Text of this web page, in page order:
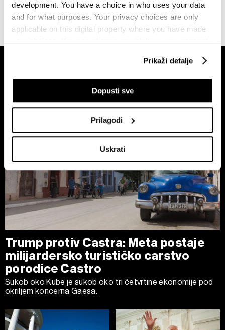
development. You have a choice in who uses your data
and for what purposes. Your privacy choices are only
applicable on this digital property where you have made
your choices. You can change or withdraw your consent
If you allow, we would also like to:
Collect information about your geographical
Identify your device by actively scanning it for
specific characteristics (fingerprinting)
Find out more about how your personal data is processed
and set your preferences in thedetails section.
Zajednički voditelji obrade su HD-WIN ARENA SPORT
d.o.o. iPartneri
. Više o podacima koje obrađujemo kao i
Politici privatnosti, a
o kolačićima i drugim sličnim tehnologijama u
Politici
kolačića . Kolačiće u bilo kojem trenutku možete ponovno
ažurirati klikom na „Prikaži detalje“. Privolu možete u bilo
kojem trenutku povući bez negativnih posljedica.
Prikaži detalje
Dopusti sve
Prilagodi
Uskrati
Trump protiv Castra: Meta postaje
milijardersko turističko carstvo
porodice Castro
Sukob oko Kube je sukob oko tri četvrtine ekonomije pod
okriljem koncerna Gaesa.